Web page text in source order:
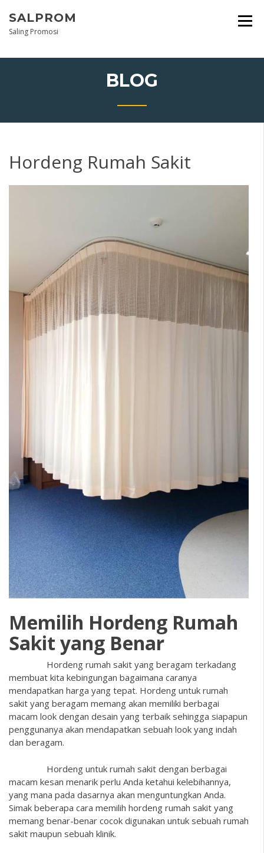
content
SALPROM
Saling Promosi
BLOG
Hordeng Rumah Sakit
Memilih Hordeng Rumah
Sakit yang Benar
Hordeng rumah sakit yang beragam terkadang
membuat kita kebingungan bagaimana caranya
mendapatkan harga yang tepat. Hordeng untuk rumah
sakit yang beragam memang akan memiliki berbagai
macam look dengan desain yang terbaik sehingga siapapun
penggunanya akan mendapatkan sebuah look yang indah
dan beragam.
Hordeng untuk rumah sakit dengan berbagai
macam kesan menarik perlu Anda ketahui kelebihannya,
yang mana pada dasarnya akan menguntungkan Anda.
Simak beberapa cara memilih hordeng rumah sakit yang
memang benar-benar cocok digunakan untuk sebuah rumah
sakit maupun sebuah klinik.